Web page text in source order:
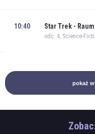
10:40 Star Trek -
odc. 4, Science-
pokaż